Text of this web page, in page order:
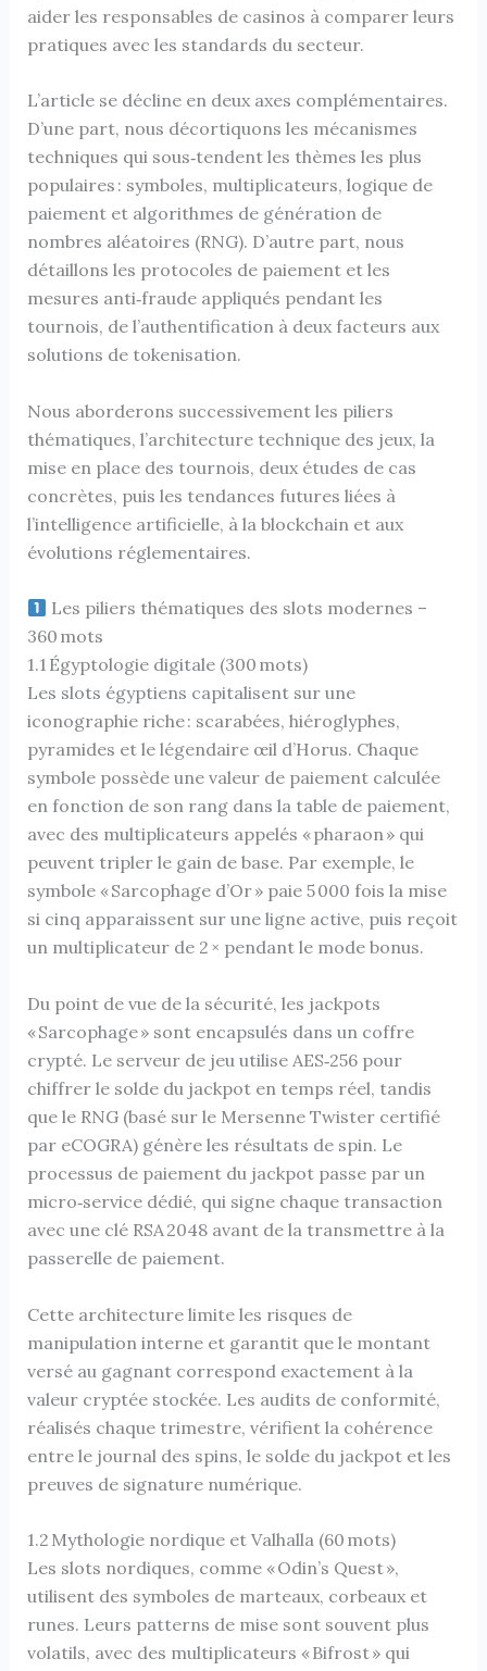
aider les responsables de casinos à comparer leurs
pratiques avec les standards du secteur.
L’article se décline en deux axes complémentaires.
D’une part, nous décortiquons les mécanismes
techniques qui sous‑tendent les thèmes les plus
populaires : symboles, multiplicateurs, logique de
paiement et algorithmes de génération de
nombres aléatoires (RNG). D’autre part, nous
détaillons les protocoles de paiement et les
mesures anti‑fraude appliqués pendant les
tournois, de l’authentification à deux facteurs aux
solutions de tokenisation.
Nous aborderons successivement les piliers
thématiques, l’architecture technique des jeux, la
mise en place des tournois, deux études de cas
concrètes, puis les tendances futures liées à
l’intelligence artificielle, à la blockchain et aux
évolutions réglementaires.
Les piliers thématiques des slots modernes –
360 mots
1.1 Égyptologie digitale (300 mots)
Les slots égyptiens capitalisent sur une
iconographie riche : scarabées, hiéroglyphes,
pyramides et le légendaire œil d’Horus. Chaque
symbole possède une valeur de paiement calculée
en fonction de son rang dans la table de paiement,
avec des multiplicateurs appelés « pharaon » qui
peuvent tripler le gain de base. Par exemple, le
symbole « Sarcophage d’Or » paie 5 000 fois la mise
si cinq apparaissent sur une ligne active, puis reçoit
un multiplicateur de 2 × pendant le mode bonus.
Du point de vue de la sécurité, les jackpots
« Sarcophage » sont encapsulés dans un coffre
crypté. Le serveur de jeu utilise AES‑256 pour
chiffrer le solde du jackpot en temps réel, tandis
que le RNG (basé sur le Mersenne Twister certifié
par eCOGRA) génère les résultats de spin. Le
processus de paiement du jackpot passe par un
micro‑service dédié, qui signe chaque transaction
avec une clé RSA 2048 avant de la transmettre à la
passerelle de paiement.
Cette architecture limite les risques de
manipulation interne et garantit que le montant
versé au gagnant correspond exactement à la
valeur cryptée stockée. Les audits de conformité,
réalisés chaque trimestre, vérifient la cohérence
entre le journal des spins, le solde du jackpot et les
preuves de signature numérique.
1.2 Mythologie nordique et Valhalla (60 mots)
Les slots nordiques, comme « Odin’s Quest »,
utilisent des symboles de marteaux, corbeaux et
runes. Leurs patterns de mise sont souvent plus
volatils, avec des multiplicateurs « Bifrost » qui